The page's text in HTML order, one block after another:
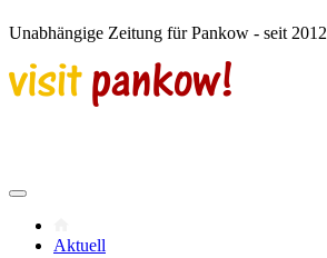
Unabhängige Zeitung für Pankow - seit 2012
Aktuell